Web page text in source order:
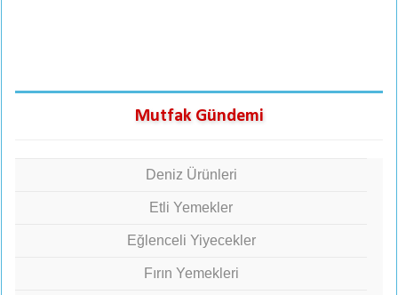
Mutfak Gündemi
Deniz Ürünleri
Etli Yemekler
Eğlenceli Yiyecekler
Fırın Yemekleri